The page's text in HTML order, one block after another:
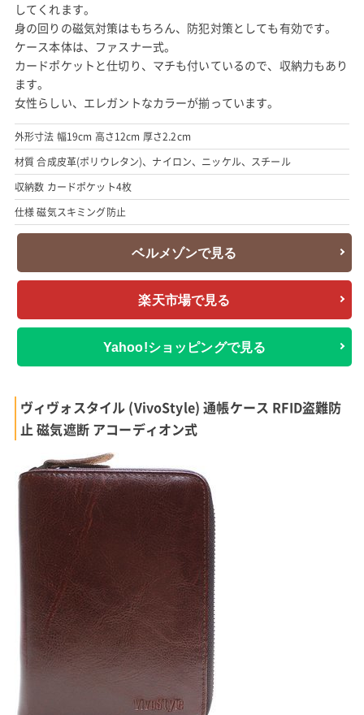
してくれます。
身の回りの磁気対策はもちろん、防犯対策としても有効です。
ケース本体は、ファスナー式。
カードポケットと仕切り、マチも付いているので、収納力もあり
ます。
女性らしい、エレガントなカラーが揃っています。
外形寸法 幅19cm 高さ12cm 厚さ2.2cm
材質 合成皮革(ポリウレタン)、ナイロン、ニッケル、スチール
収納数 カードポケット4枚
仕様 磁気スキミング防止
ベルメゾンで見る
楽天市場で見る
Yahoo!ショッピングで見る
ヴィヴォスタイル (VivoStyle) 通帳ケース RFID盗難防
止 磁気遮断 アコーディオン式